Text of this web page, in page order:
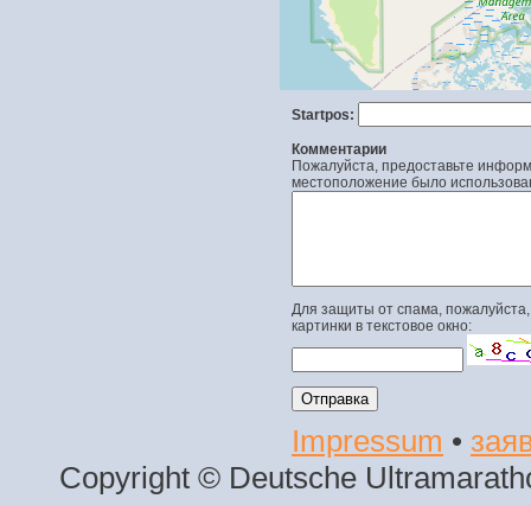
Startpos:
Комментарии
Пожалуйста, предоставьте
местоположение было
Для защиты от спама,
картинки в текстовое окно:
Impressum •
Copyright © Deutsche